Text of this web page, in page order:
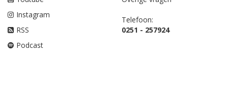
Instagram
RSS
Podcast
Telefoon:
0251 - 257924